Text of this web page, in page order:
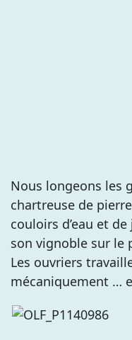
Nous longeons les
chartreuse de
couloirs d’eau et
son vignoble sur le
Les ouvriers
mécaniquement …